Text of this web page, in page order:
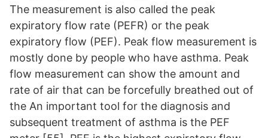
The measurement is also called the peak
expiratory flow rate (PEFR) or the peak
expiratory flow (PEF). Peak flow measurement is
mostly done by people who have asthma. Peak
flow measurement can show the amount and
rate of air that can be forcefully breathed out of
the An important tool for the diagnosis and
subsequent treatment of asthma is the PEF